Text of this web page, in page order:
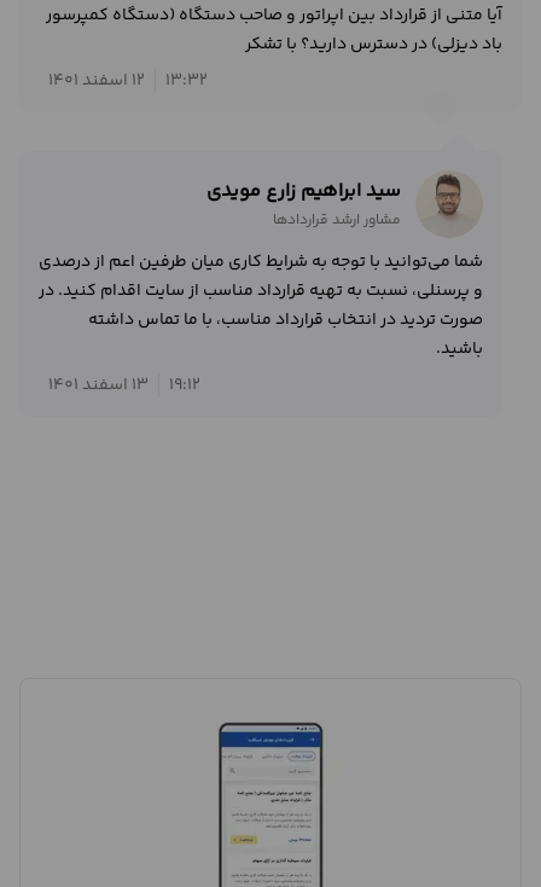
آیا متنی از قرارداد بین اپراتور و صاحب دستگاه (دستگاه کمپرسور
باد دیزلی) در دسترس دارید؟ با تشکر
13:32
12 اسفند 1401
سید ابراهیم زارع مویدی
مشاور ارشد قراردادها
شما می‌توانید با توجه به شرایط کاری میان طرفین اعم از درصدی
و پرسنلی، نسبت به تهیه قرارداد مناسب از سایت اقدام کنید. در
صورت تردید در انتخاب قرارداد مناسب، با ما تماس داشته
باشید.
19:12
13 اسفند 1401